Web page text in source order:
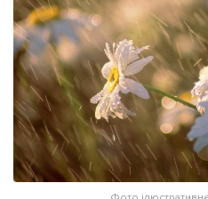
ІНШЕ
Інтерв'ю
Картки
Репортаж
Розслідування